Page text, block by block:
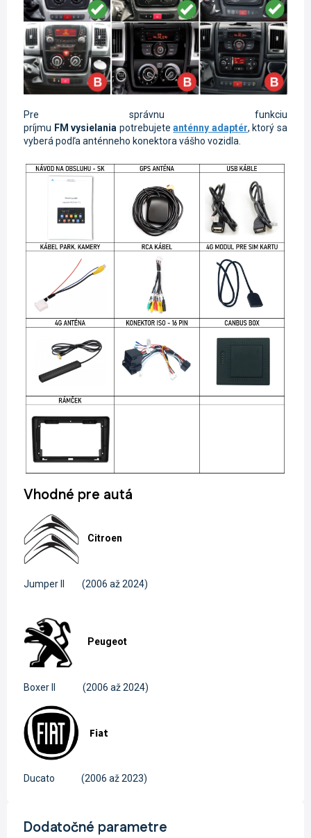
Pre správnu funkciu
príjmu FMvysielania potrebujeteanténny adaptér, ktorý sa
vyberá podľa anténneho konektora vášho vozidla.
Vhodné pre autá
Citroen
Jumper II (2006 až 2024)
Peugeot
Boxer II (2006 až 2024)
Fiat
Ducato (2006 až 2023)
Dodatočné parametre